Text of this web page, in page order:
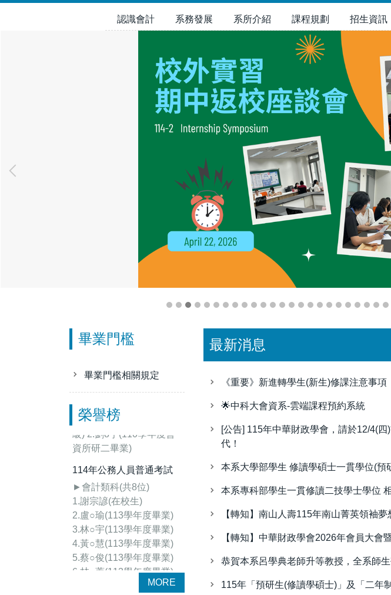
認識會計 系務發展 系所介紹 課程規劃 招生資訊
畢業門檻
畢業門檻相關規定
榮譽榜
114年專門職業及技術人
員高等考試-會計師
1.劉o辰 (在校生-碩班一年
級) 2.劉o宇(110學年度會
資所研二畢業)
1.謝宗諺(在校生)
2.盧○瑜(113學年度畢業)
3.林○宇(113學年度畢業)
4.黃○慧(113學年度畢業)
5.蔡○俊(113學年度畢業)
6.林○蓁(113學年度畢業)
7.劉○嘉(113學年度畢業)
MORE
最新消息
《重要》新進轉學生(新生)修課注意事項
🌟中科大會資系-雲端課程預約系統
[公告] 115年中華財政學會，請於12/4(
代！
本系大學部學生 修讀學碩士一貫學位(預
本系專科部學生一貫修讀二技學士學位
【轉知】南山人壽115年南山菁英領袖夢
【轉知】中華財政學會2026年會員大會
恭賀本系呂學典老師升等教授，全系師
115年「預研生(修讀學碩士)」及「二年